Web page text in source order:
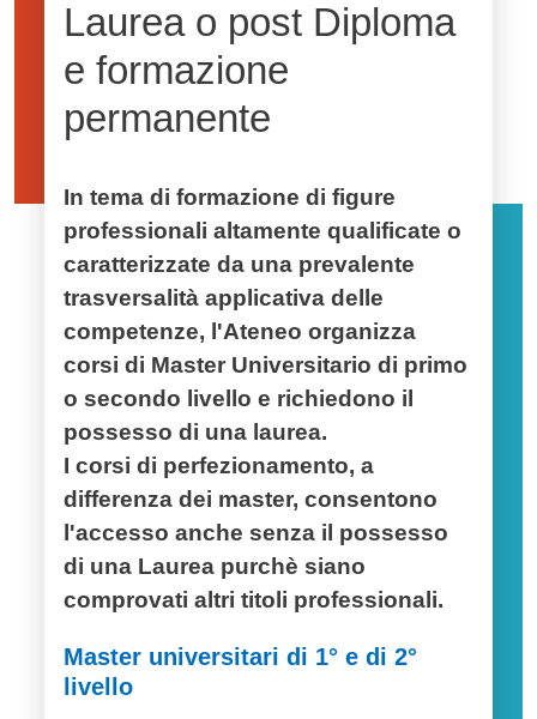
Laurea o post Diploma
e formazione
permanente
In tema di formazione di figure
professionali altamente qualificate o
caratterizzate da una prevalente
trasversalità applicativa delle
competenze, l'Ateneo organizza
corsi di Master Universitario di primo
o secondo livello e richiedono il
possesso di una laurea.
I corsi di perfezionamento, a
differenza dei master, consentono
l'accesso anche senza il possesso
di una Laurea purchè siano
comprovati altri titoli professionali.
Master universitari di 1° e di 2°
livello